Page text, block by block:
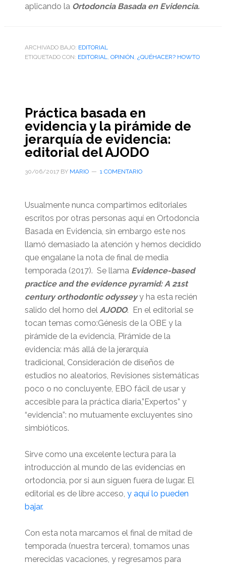
aplicando la Ortodoncia Basada en Evidencia.
ARCHIVADO BAJO: EDITORIAL
ETIQUETADO CON: EDITORIAL, OPINIÓN, ¿QUÉHACER? HOWTO
Práctica basada en
evidencia y la pirámide de
jerarquía de evidencia:
editorial del AJODO
30/06/2017BY MARIO 1 COMENTARIO
Usualmente nunca compartimos editoriales
escritos por otras personas aquí en Ortodoncia
Basada en Evidencia, sin embargo este nos
llamó demasiado la atención y hemos decidido
que engalane la nota de final de media
temporada (2017). Se llama Evidence-based
practice and the evidence pyramid: A 21st
century orthodontic odysseyy ha esta recién
salido del horno del AJODO. En el editorial se
tocan temas como:Génesis de la OBE y la
pirámide de la evidencia, Pirámide de la
evidencia: más allá de la jerarquía
tradicional, Consideración de diseños de
estudios no aleatorios, Revisiones sistemáticas
poco o no concluyente, EBO fácil de usar y
accesible para la práctica diaria,”Expertos” y
“evidencia”: no mutuamente excluyentes sino
simbióticos.
Sirve como una excelente lectura para la
introducción al mundo de las evidencias en
ortodoncia, por si aun siguen fuera de lugar. El
editorial es de libre acceso, y aquí lo pueden
bajar.
Con esta nota marcamos el final de mitad de
temporada (nuestra tercera), tomamos unas
merecidas vacaciones, y regresamos para